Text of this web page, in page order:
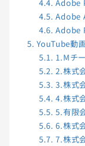
4.4. Adobe
4.5. Adobe
4.6. Adobe
5. YouTube動
5.1. 1.Mチ
5.2. 2.株式
5.3. 3.株式
5.4. 4.株式
5.5. 5.有限
5.6. 6.株式
5.7. 7.株式